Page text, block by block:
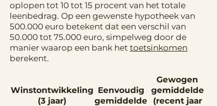
oplopen tot 10 tot 15 procent van het totale
leenbedrag. Op een gewenste hypotheek van
500.000 euro betekent dat een verschil van
50.000 tot 75.000 euro, simpelweg door de
manier waarop een bank het toetsinkomen
berekent.
Winstontwikkeling
(3 jaar)
Eenvoudig
gemiddelde
Gewogen
gemiddelde
(recent jaar